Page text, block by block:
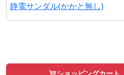
静電サンダル(かかと無し)